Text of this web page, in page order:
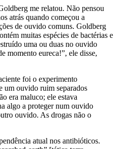
me relatou. Não pensou
atrás quando começou a
de ouvido comuns. Goldberg
muitas espécies de bactérias e
uma ou duas no ouvido
momento eureca!”, ele disse,
foi o experimento
um ouvido ruim separados
era maluco; ele estava
algo a proteger num ouvido
ouvido. As drogas não o
atual nos antibióticos.